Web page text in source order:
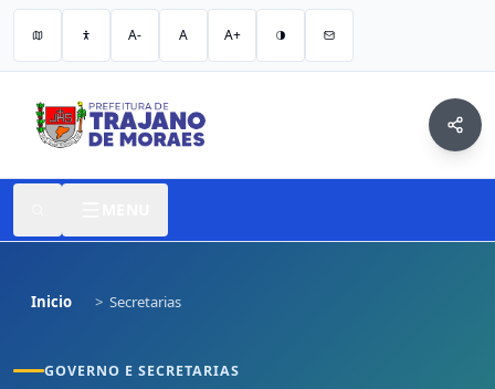
A- A A+
Inicio Secretarias
GOVERNO E SECRETARIAS